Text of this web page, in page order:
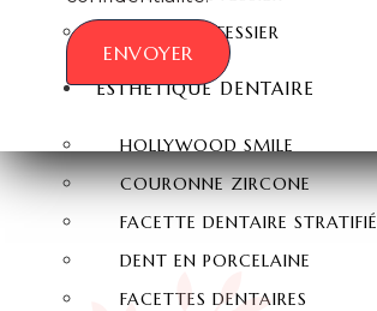
INJECTION FESSIER
ESTHÉTIQUE DENTAIRE
HOLLYWOOD SMILE
COURONNE ZIRCONE
FACETTE DENTAIRE STRATIFIÉ
DENT EN PORCELAINE
FACETTES DENTAIRES
ENVOYER